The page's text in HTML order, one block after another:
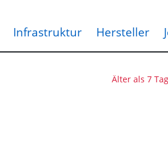
Infrastruktur Hersteller
Älter als 7